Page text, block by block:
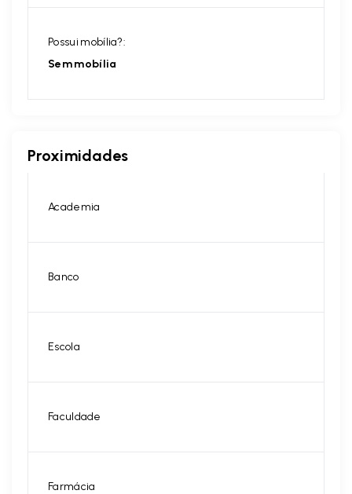
Possui mobília?:
Sem mobília
Proximidades
Academia
Banco
Escola
Faculdade
Farmácia